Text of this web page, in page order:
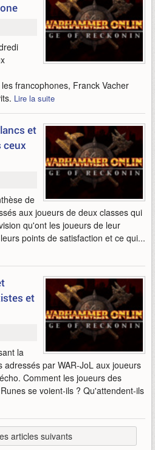
francophones, Franck Vacher
Lire la suite
et
ceux
de
aux joueurs de deux classes qui
qu'ont les joueurs de leur
points de satisfaction et ce qui...
et
la
par WAR-JoL aux joueurs
Comment les joueurs des
se voient-ils ? Qu'attendent-ils
articles suivants